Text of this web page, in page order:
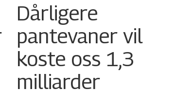
Dårligere
pantevaner vil
koste oss 1,3
milliarder